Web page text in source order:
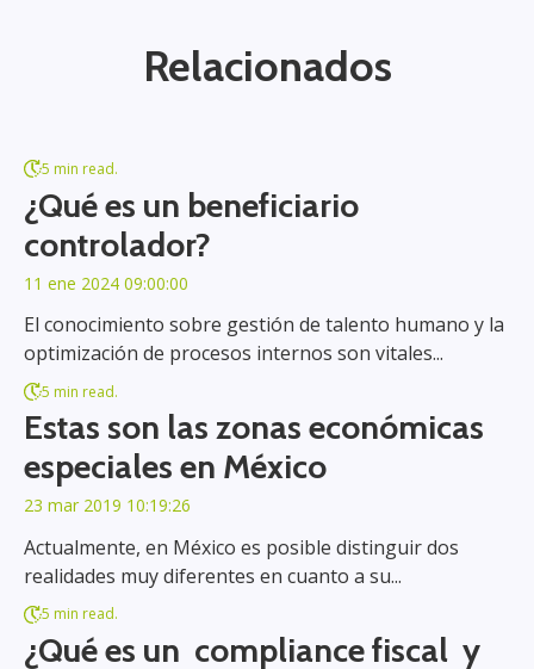
Relacionados
5 min read.
¿Qué es un beneficiario
controlador?
11 ene 2024 09:00:00
El conocimiento sobre gestión de talento humano y la
optimización de procesos internos son vitales...
5 min read.
Estas son las zonas económicas
especiales en México
23 mar 2019 10:19:26
Actualmente, en México es posible distinguir dos
realidades muy diferentes en cuanto a su...
5 min read.
¿Qué es un compliance fiscal y